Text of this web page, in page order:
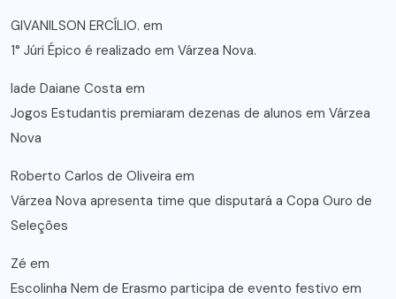
GIVANILSON ERCÍLIO. em
1° Júri Épico é realizado em Várzea Nova.
lade Daiane Costa em
Jogos Estudantis premiaram dezenas de alunos em Várzea
Nova
Roberto Carlos de Oliveira em
Várzea Nova apresenta time que disputará a Copa Ouro de
Seleções
Zé em
Escolinha Nem de Erasmo participa de evento festivo em